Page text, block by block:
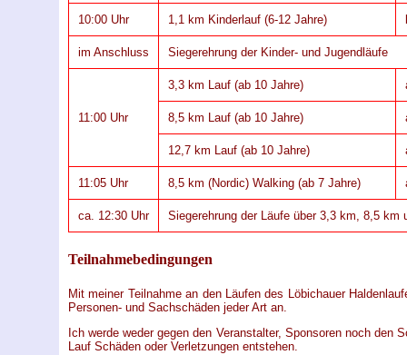
10:00 Uhr 1,1 km Kinderlauf (6-12 Jahre)
im Anschluss Siegerehrung der Kinder- und Jugendläufe
11:00 Uhr
3,3 km Lauf (ab 10 Jahre)
8,5 km Lauf (ab 10 Jahre)
12,7 km Lauf (ab 10 Jahre)
11:05 Uhr 8,5 km (Nordic) Walking (ab 7 Jahre)
ca. 12:30 Uhr Siegerehrung der Läufe über 3,3 km, 8,5 km
Teilnahmebedingungen
Mit meiner Teilnahme an den Läufen des Löbichauer
Personen- und Sachschäden jeder Art an.
Ich werde weder gegen den Veranstalter, Sponsoren noch
Lauf Schäden oder Verletzungen entstehen.